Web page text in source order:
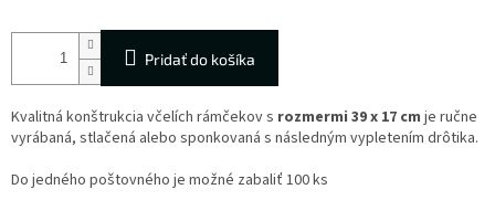
Pridať do košíka
Kvalitná konštrukcia včelích rámčekov s rozmermi 39 x 17 cm je ručne
vyrábaná, stlačená alebo sponkovaná s následným vypletením drôtika.
Do jedného poštovného je možné zabaliť 100 ks